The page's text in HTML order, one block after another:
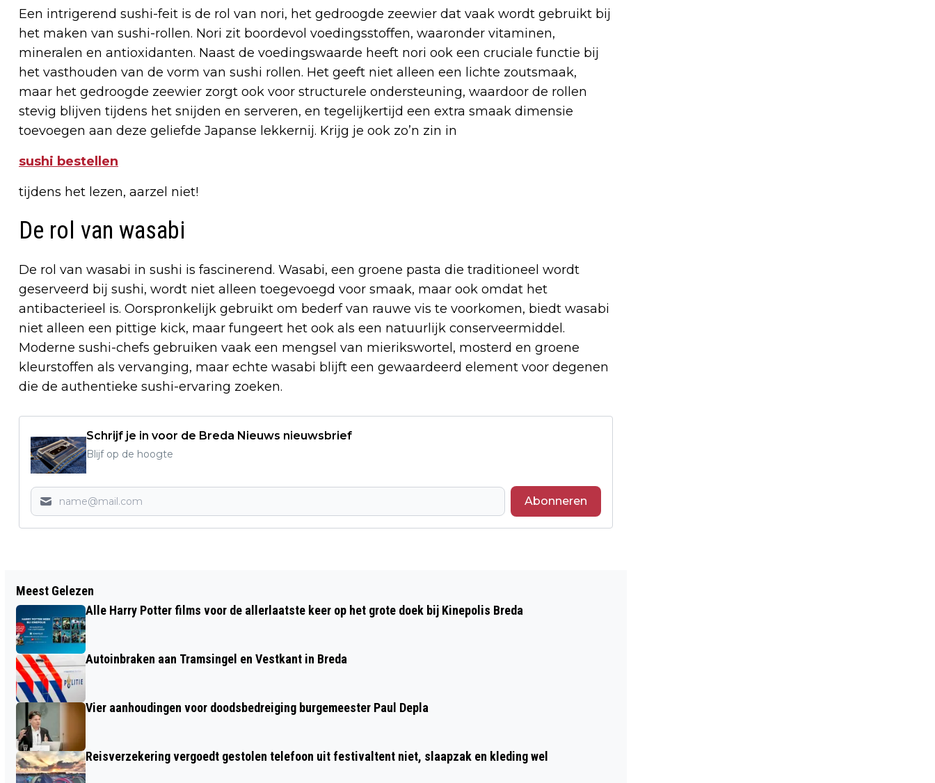
Een intrigerend sushi-feit is de rol van nori, het gedroogde zeewier dat vaak wordt gebruikt bij
het maken van sushi-rollen. Nori zit boordevol voedingsstoffen, waaronder vitaminen,
mineralen en antioxidanten. Naast de voedingswaarde heeft nori ook een cruciale functie bij
het vasthouden van de vorm van sushi rollen. Het geeft niet alleen een lichte zoutsmaak,
maar het gedroogde zeewier zorgt ook voor structurele ondersteuning, waardoor de rollen
stevig blijven tijdens het snijden en serveren, en tegelijkertijd een extra smaak dimensie
toevoegen aan deze geliefde Japanse lekkernij. Krijg je ook zo’n zin in
sushi bestellen
tijdens het lezen, aarzel niet!
De rol van wasabi
De rol van wasabi in sushi is fascinerend. Wasabi, een groene pasta die traditioneel wordt
geserveerd bij sushi, wordt niet alleen toegevoegd voor smaak, maar ook omdat het
antibacterieel is. Oorspronkelijk gebruikt om bederf van rauwe vis te voorkomen, biedt wasabi
niet alleen een pittige kick, maar fungeert het ook als een natuurlijk conserveermiddel.
Moderne sushi-chefs gebruiken vaak een mengsel van mierikswortel, mosterd en groene
kleurstoffen als vervanging, maar echte wasabi blijft een gewaardeerd element voor degenen
die de authentieke sushi-ervaring zoeken.
Schrijf je in voor de Breda Nieuws nieuwsbrief
Blijf op de hoogte
Abonneren
TIPS VOOR CARNAVAL ZONDER
GEHOORSCHADE; NEEM JIJ OORDOPPEN
MEE?
GEPROMOVEERD TOT 6E DAN
Meest Gelezen
Alle Harry Potter films voor de allerlaatste keer op het grote doek bij Kinepolis Breda
Autoinbraken aan Tramsingel en Vestkant in Breda
Vier aanhoudingen voor doodsbedreiging burgemeester Paul Depla
Reisverzekering vergoedt gestolen telefoon uit festivaltent niet, slaapzak en kleding wel